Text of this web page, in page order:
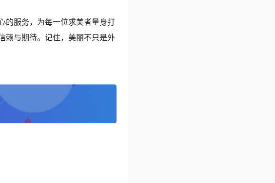
的服务，为每一位求美者量身打
赖与期待。记住，美丽不只是外